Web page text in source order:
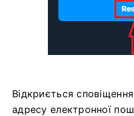
Відкриється
адресу електронної